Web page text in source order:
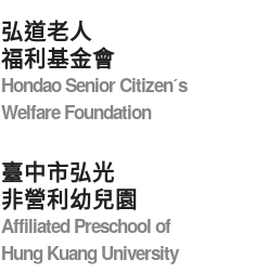
弘道老人
福利基金會
Hondao Senior Citizenˊs
Welfare Foundation
臺中市弘光
非營利幼兒園
Affiliated Preschool of
Hung Kuang University